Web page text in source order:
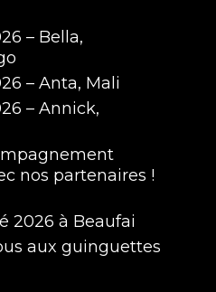
– Bella,
– Anta, Mali
– Annick,
nos partenaires !
2026 à Beaufai
aux guinguettes